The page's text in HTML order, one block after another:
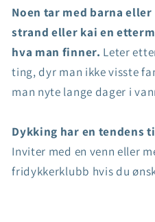
Noen tar med barna
strand eller kai en
hva man finner. Leter
ting, dyr man ikke visste
man nyte lange dager i
Dykking har en tendens
Inviter med en venn eller
fridykkerklubb hvis du